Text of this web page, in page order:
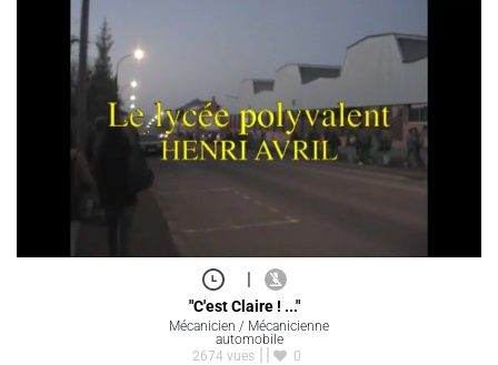
|
"C'est Claire ! ..."
Mécanicien / Mécanicienne
automobile
2674 vues
0